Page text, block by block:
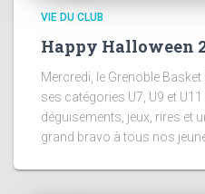
VIE DU CLUB
Happy Halloween
Mercredi, le Grenoble
ses catégories U7, U9 et
déguisements, jeux, rires et
grand bravo à tous nos